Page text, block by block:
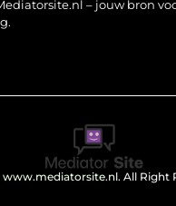
– jouw bron
www.mediatorsite.nl. All Right